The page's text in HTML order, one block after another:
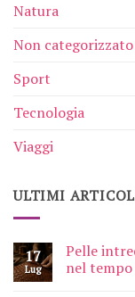
Natura
Non categorizzato
Sport
Tecnologia
Viaggi
ULTIMI
17
Lug
Pelle
nel tempo